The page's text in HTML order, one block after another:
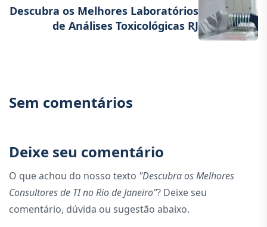
Descubra os Melhores Laboratórios
de Análises Toxicológicas RJ
Sem comentários
Deixe seu comentário
O que achou do nosso texto "Descubra os Melhores
Consultores de TI no Rio de Janeiro"? Deixe seu
comentário, dúvida ou sugestão abaixo.